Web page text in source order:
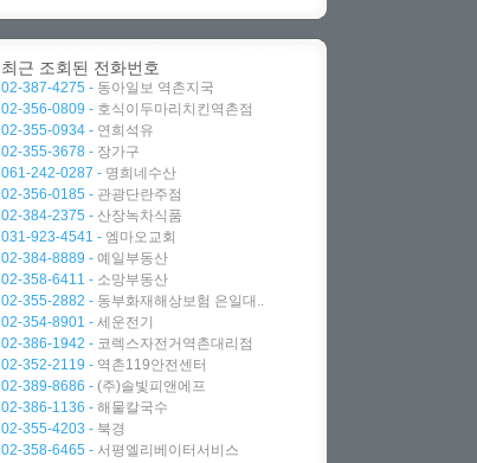
최근 조회된 전화번호
02-387-4275 - 동아일보 역촌지국
02-356-0809 - 호식이두마리치킨역촌점
02-355-0934 - 연희석유
02-355-3678 - 장가구
061-242-0287 - 명희네수산
02-356-0185 - 관광단란주점
02-384-2375 - 산장녹차식품
031-923-4541 - 엠마오교회
02-384-8889 - 예일부동산
02-358-6411 - 소망부동산
02-355-2882 - 동부화재해상보험 은일대..
02-354-8901 - 세운전기
02-386-1942 - 코렉스자전거역촌대리점
02-352-2119 - 역촌119안전센터
02-389-8686 - (주)솔빛피앤에프
02-386-1136 - 해물칼국수
02-355-4203 - 북경
02-358-6465 - 서평엘리베이터서비스